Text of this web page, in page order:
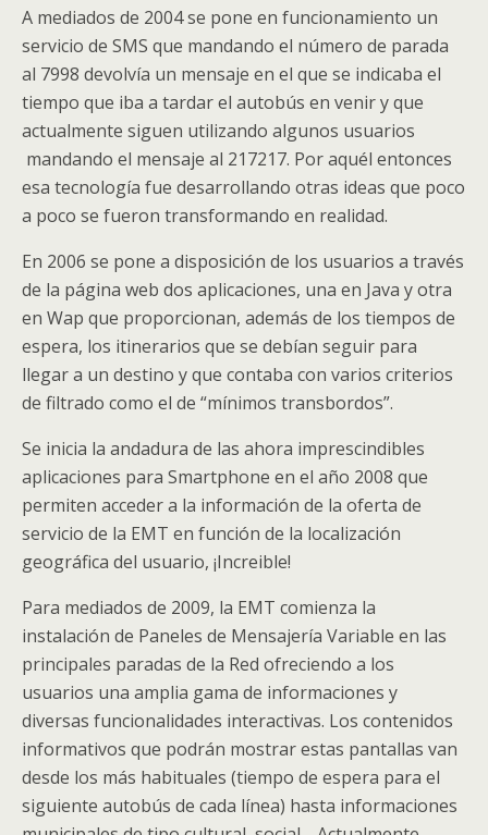
A mediados de 2004 se pone en funcionamiento un
servicio de SMS que mandando el número de parada
al 7998 devolvía un mensaje en el que se indicaba el
tiempo que iba a tardar el autobús en venir y que
actualmente siguen utilizando algunos usuarios
mandando el mensaje al 217217. Por aquél entonces
esa tecnología fue desarrollando otras ideas que poco
a poco se fueron transformando en realidad.
En 2006 se pone a disposición de los usuarios a través
de la página web dos aplicaciones, una en Java y otra
en Wap que proporcionan, además de los tiempos de
espera, los itinerarios que se debían seguir para
llegar a un destino y que contaba con varios criterios
de filtrado como el de “mínimos transbordos”.
Se inicia la andadura de las ahora imprescindibles
aplicaciones para Smartphone en el año 2008 que
permiten acceder a la información de la oferta de
servicio de la EMT en función de la localización
geográfica del usuario, ¡Increible!
Para mediados de 2009, la EMT comienza la
instalación de Paneles de Mensajería Variable en las
principales paradas de la Red ofreciendo a los
usuarios una amplia gama de informaciones y
diversas funcionalidades interactivas. Los contenidos
informativos que podrán mostrar estas pantallas van
desde los más habituales (tiempo de espera para el
siguiente autobús de cada línea) hasta informaciones